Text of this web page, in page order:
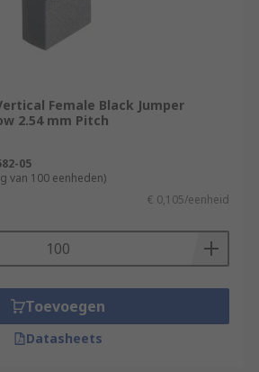
Female Black Jumper
2.54 mm Pitch
05
van 100 eenheden)
€ 0,105/eenheid
Toevoegen
Datasheets